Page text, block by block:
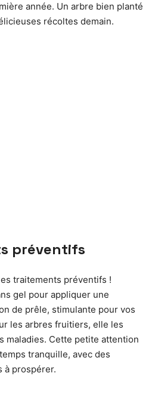
année. Un arbre bien planté
récoltes demain.
préventifs
traitements préventifs !
gel pour appliquer une
de prêle, stimulante pour vos
les arbres fruitiers, elle les
maladies. Cette petite attention
tranquille, avec des
à prospérer.